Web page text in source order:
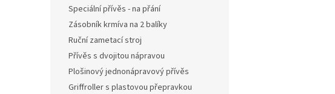
Speciální přívěs - na přání
Zásobník krmíva na 2 balíky
Ruční zametací stroj
Přívěs s dvojitou nápravou
Plošinový jednonápravový přívěs
Griffroller s plastovou přepravkou